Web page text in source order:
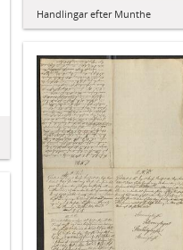
Handlingar efter Munthe